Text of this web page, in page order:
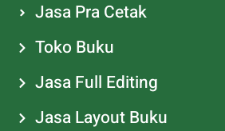
Jasa Pra Cetak
Toko Buku
Jasa Full Editing
Jasa Layout Buku